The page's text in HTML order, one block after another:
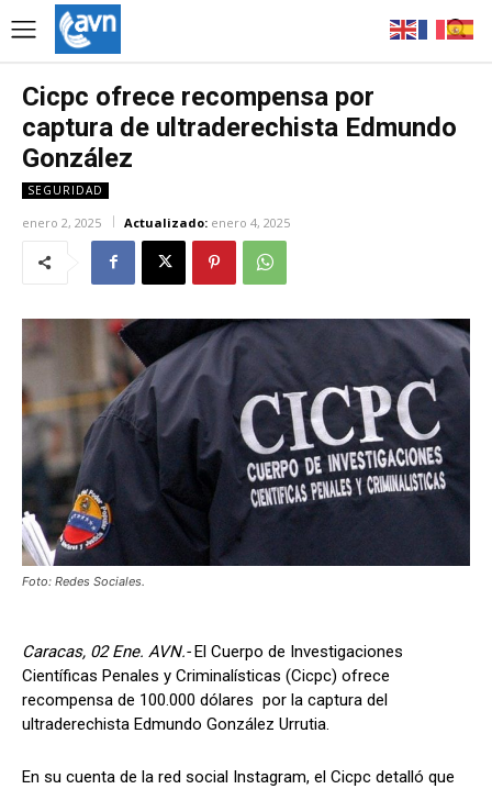
Cicpc ofrece recompensa por
captura de ultraderechista Edmundo
González
SEGURIDAD
enero 2, 2025 Actualizado: enero 4, 2025
Foto: Redes Sociales.
Caracas, 02 Ene. AVN.- El Cuerpo de Investigaciones
Científicas Penales y Criminalísticas (Cicpc) ofrece
recompensa de 100.000 dólares por la captura del
ultraderechista Edmundo González Urrutia.
En su cuenta de la red social Instagram, el Cicpc detalló que